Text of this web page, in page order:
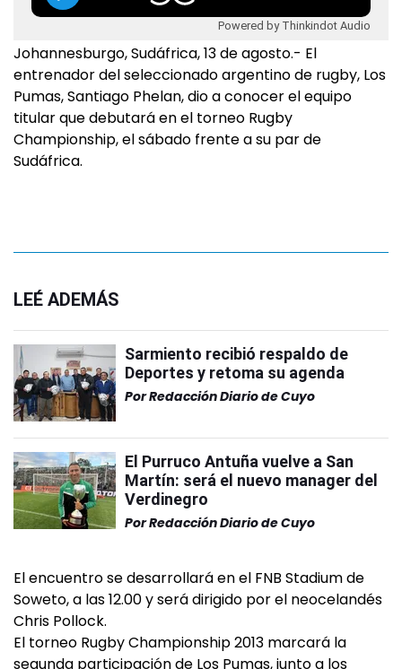
Powered by Thinkindot Audio
Johannesburgo, Sudáfrica, 13 de agosto.- El
entrenador del seleccionado argentino de rugby, Los
Pumas, Santiago Phelan, dio a conocer el equipo
titular que debutará en el torneo Rugby
Championship, el sábado frente a su par de
Sudáfrica.
LEÉ ADEMÁS
Sarmiento recibió respaldo de
Deportes y retoma su agenda
PorRedacción Diario de Cuyo
El Purruco Antuña vuelve a San
Martín: será el nuevo manager del
Verdinegro
PorRedacción Diario de Cuyo
El encuentro se desarrollará en el FNB Stadium de
Soweto, a las 12.00 y será dirigido por el neocelandés
Chris Pollock.
El torneo Rugby Championship 2013 marcará la
segunda participación de Los Pumas, junto a los